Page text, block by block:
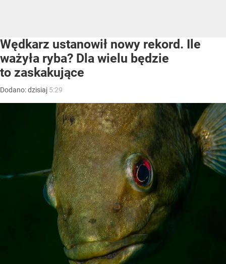
Wędkarz ustanowił nowy rekord. Ile
ważyła ryba? Dla wielu będzie
to zaskakujące
Dodano:dzisiaj 5:29